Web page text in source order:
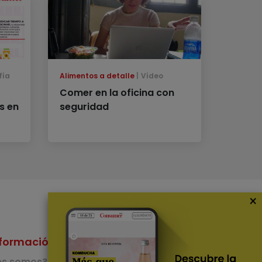
en
Alimentos a detalle Vídeo
Comer en la oficina con
seguridad
Nuestras Apps
×